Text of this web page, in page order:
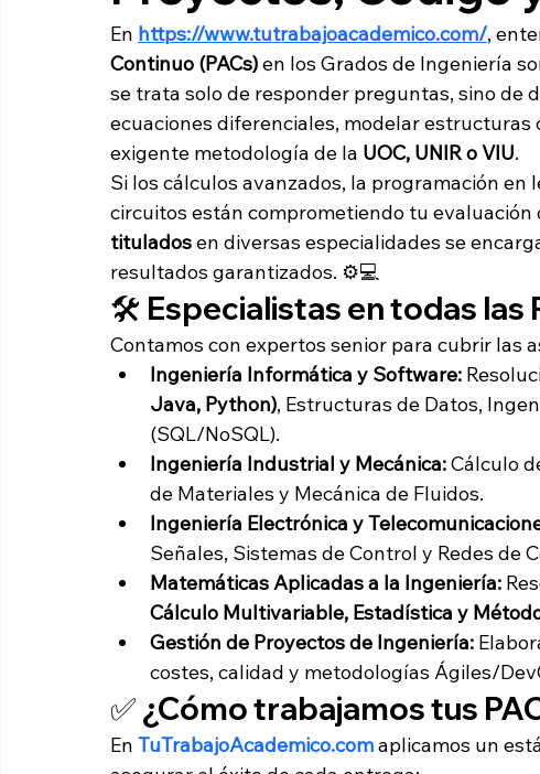
En https://www.tutrabajoacademico.com/,
Continuo (PACs) en los Grados de Ingeniería
se trata solo de responder preguntas, sino de
ecuaciones diferenciales, modelar
exigente metodología de la UOC, UNIR o VIU.
Si los cálculos avanzados, la programación
circuitos están comprometiendo tu evaluación
titulados en diversas especialidades se
resultados garantizados. ⚙️💻
🛠️ Especialistas en todas las
Contamos con expertos senior para cubrir las
Ingeniería Informática y Software:
Java, Python), Estructuras de Datos,
(SQL/NoSQL).
Ingeniería Industrial y Mecánica: Cálculo
de Materiales y Mecánica de Fluidos.
Ingeniería Electrónica y
Señales, Sistemas de Control y Redes de
Matemáticas Aplicadas a la Ingeniería:
Cálculo Multivariable, Estadística y
Gestión de Proyectos de Ingeniería:
costes, calidad y metodologías Ágiles/
✅ ¿Cómo trabajamos tus
En TuTrabajoAcademico.com aplicamos un